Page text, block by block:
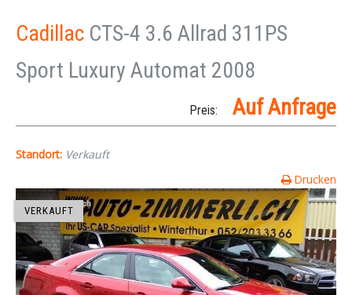
Cadillac CTS-4 3.6 Allrad 311PS
Sport Luxury Automat 2008
Preis: Auf Anfrage
Standort: Verkauft
Drucken
VERKAUFT